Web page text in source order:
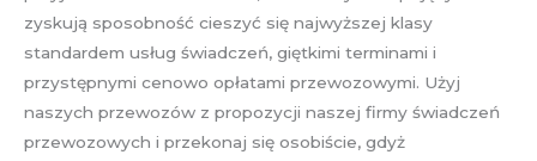
zyskują sposobność cieszyć się najwyższej klasy
standardem usług świadczeń, giętkimi terminami i
przystępnymi cenowo opłatami przewozowymi. Użyj
naszych przewozów z propozycji naszej firmy świadczeń
przewozowych i przekonaj się osobiście, gdyż